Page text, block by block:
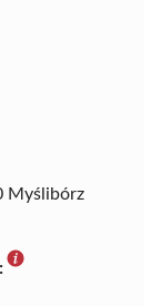
Myślibórz